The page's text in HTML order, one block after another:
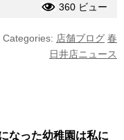
360 ビュー
Categories: 店舗ブログ 春
日井店ニュース
なった幼稚園は私に